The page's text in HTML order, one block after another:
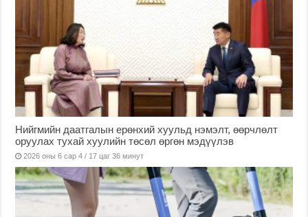
Нийгмийн даатгалын ерөнхий хуульд нэмэлт, өөрчлөлт
оруулах тухай хуулийн төсөл өргөн мэдүүлэв
2026 оны 6 сар 4 / 17 цаг 36 минут